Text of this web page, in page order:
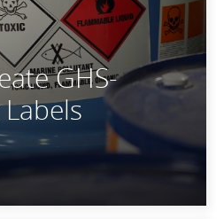
GHS-